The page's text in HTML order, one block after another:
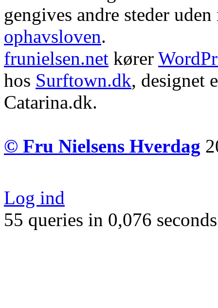
gengives andre steder
ophavsloven.
frunielsen.net kører
hos Surftown.dk, designet
Catarina.dk.
© Fru Nielsens Hverdag
Log ind
55 queries in 0,076